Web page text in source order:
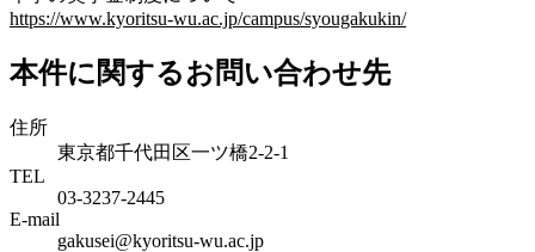
https://www.kyoritsu-wu.ac.jp/campus/syougakukin/
本件に関するお問い合わせ先
住所
東京都千代田区一ツ橋2-2-1
TEL
03-3237-2445
E-mail
gakusei@kyoritsu-wu.ac.jp